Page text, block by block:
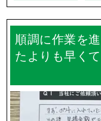
順調に作業を
たよりも早く